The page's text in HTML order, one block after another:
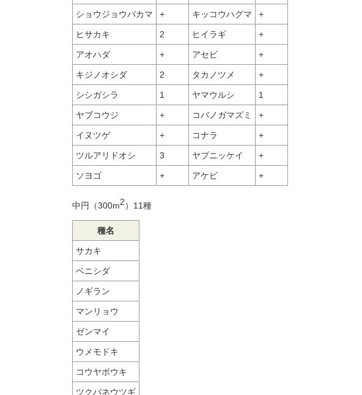
ショウジョウバカマ + キッコウハグマ +
ヒサカキ 2 ヒイラギ +
アオハダ + アセビ +
キジノオシダ 2 タカノツメ +
シシガシラ 1 ヤマウルシ 1
ヤブコウジ + コバノガマズミ +
イヌツゲ + コナラ +
ツルアリドオシ 3 ヤブニッケイ +
ソヨゴ + アケビ +
中円（300m2）11種
種名
サカキ
ベニシダ
ノギラン
マンリョウ
ゼンマイ
ウメモドキ
コウヤボウキ
ツクバネウツギ